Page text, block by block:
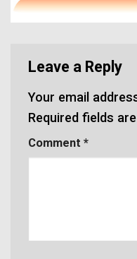
Leave a Reply
Your email
Required fields
Comment *